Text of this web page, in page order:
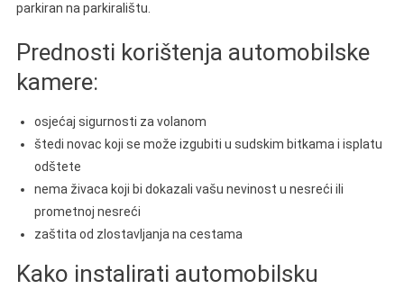
parkiran na parkiralištu.
Prednosti korištenja automobilske
kamere:
osjećaj sigurnosti za volanom
štedi novac koji se može izgubiti u sudskim bitkama i isplatu
odštete
nema živaca koji bi dokazali vašu nevinost u nesreći ili
prometnoj nesreći
zaštita od zlostavljanja na cestama
Kako instalirati automobilsku